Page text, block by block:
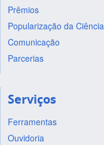
Prêmios
Popularização da Ciência
Comunicação
Parcerias
Serviços
Ferramentas
Ouvidoria